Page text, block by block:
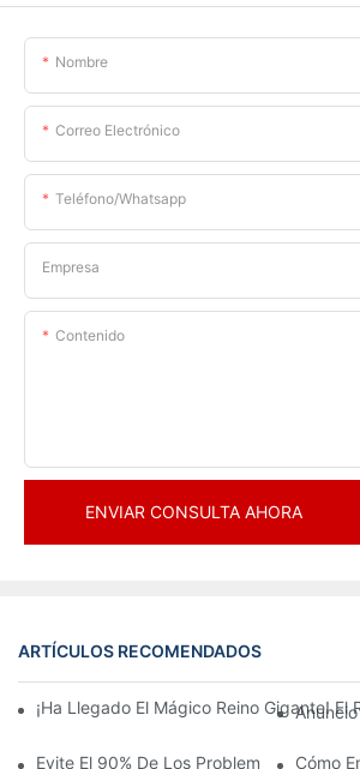
Nombre
Correo Electrónico
Teléfono/whatsapp
Empresa
Contenido
ENVIAR CONSULTA AHORA
ARTÍCULOS RECOMENDADOS
¡Ha Llegado El Mágico Reino Gigante!
Evite El 90% De Los Problemas: AlCómo